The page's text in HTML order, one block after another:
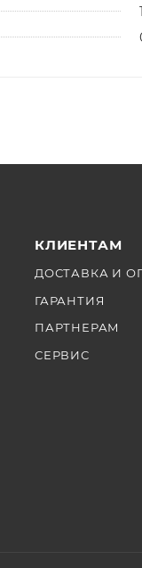
КЛИЕНТАМ
ДОСТАВКА И
ГАРАНТИЯ
ПАРТНЕРАМ
СЕРВИС